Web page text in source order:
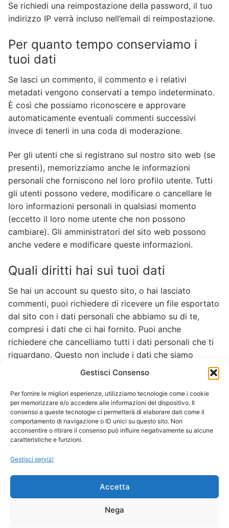
Gestisci Consenso
Per fornire le migliori esperienze, utilizziamo tecnologie come i cookie
per memorizzare e/o accedere alle informazioni del dispositivo. Il
consenso a queste tecnologie ci permetterà di elaborare dati come il
comportamento di navigazione o ID unici su questo sito. Non
acconsentire o ritirare il consenso può influire negativamente su alcune
caratteristiche e funzioni.
Gestisci servizi
Accetta
Nega
Se richiedi una reimpostazione della password, il tuo
indirizzo IP verrà incluso nell’email di reimpostazione.
Per quanto tempo conserviamo i
tuoi dati
Se lasci un commento, il commento e i relativi
metadati vengono conservati a tempo indeterminato.
È così che possiamo riconoscere e approvare
automaticamente eventuali commenti successivi
invece di tenerli in una coda di moderazione.
Per gli utenti che si registrano sul nostro sito web (se
presenti), memorizziamo anche le informazioni
personali che forniscono nel loro profilo utente. Tutti
gli utenti possono vedere, modificare o cancellare le
loro informazioni personali in qualsiasi momento
(eccetto il loro nome utente che non possono
cambiare). Gli amministratori del sito web possono
anche vedere e modificare queste informazioni.
Quali diritti hai sui tuoi dati
Se hai un account su questo sito, o hai lasciato
commenti, puoi richiedere di ricevere un file esportato
dal sito con i dati personali che abbiamo su di te,
compresi i dati che ci hai fornito. Puoi anche
richiedere che cancelliamo tutti i dati personali che ti
riguardano. Questo non include i dati che siamo
obbligati a conservare per scopi amministrativi, legali
Dove spediamo i tuoi dati
I commenti dei visitatori possono essere controllati
attraverso un servizio di rilevamento automatico dello
Copyright © 2026 Mutuelle dei Senegalesi in Italia – Sviluppato